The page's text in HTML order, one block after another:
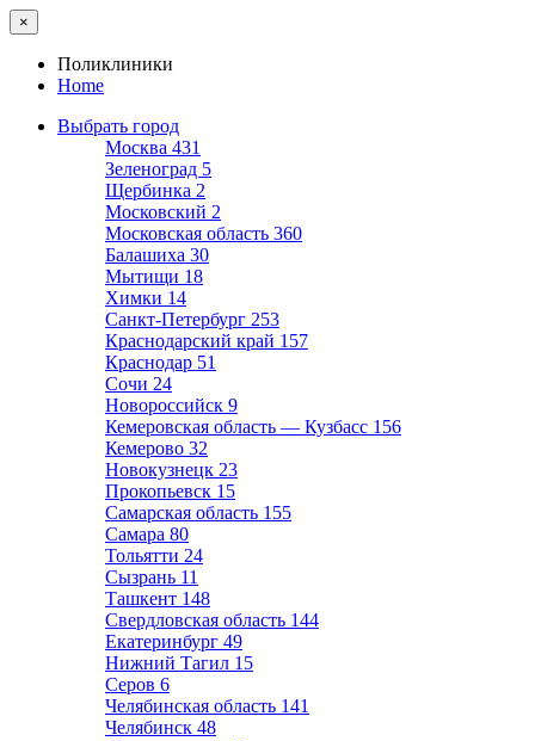
×
Поликлиники
Home
Выбрать город
Москва 431
Зеленоград 5
Щербинка 2
Московский 2
Московская область 360
Балашиха 30
Мытищи 18
Химки 14
Санкт-Петербург 253
Краснодарский край 157
Краснодар 51
Сочи 24
Новороссийск 9
Кемеровская область — Кузбасс 156
Кемерово 32
Новокузнецк 23
Прокопьевск 15
Самарская область 155
Самара 80
Тольятти 24
Сызрань 11
Ташкент 148
Свердловская область 144
Екатеринбург 49
Нижний Тагил 15
Серов 6
Челябинская область 141
Челябинск 48